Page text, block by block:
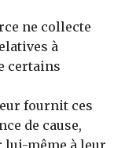
ne collecte
à
certains
fournit ces
de cause,
lui-même à leur